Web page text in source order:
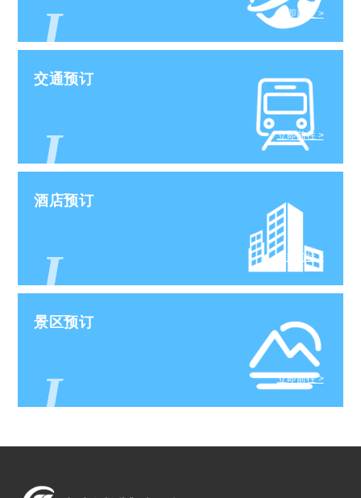
立即前往 >
J
交通预订
立即前往 >
J
酒店预订
立即前往 >
J
景区预订
立即前往 >
J